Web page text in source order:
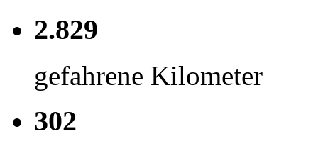
2.829
gefahrene Kilometer
302